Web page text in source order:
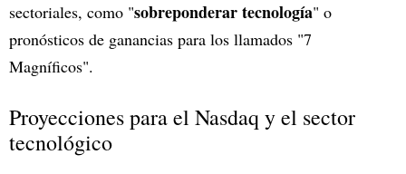
sectoriales, como "sobreponderar tecnología" o
pronósticos de ganancias para los llamados "7
Magníficos".
Proyecciones para el Nasdaq y el sector
tecnológico